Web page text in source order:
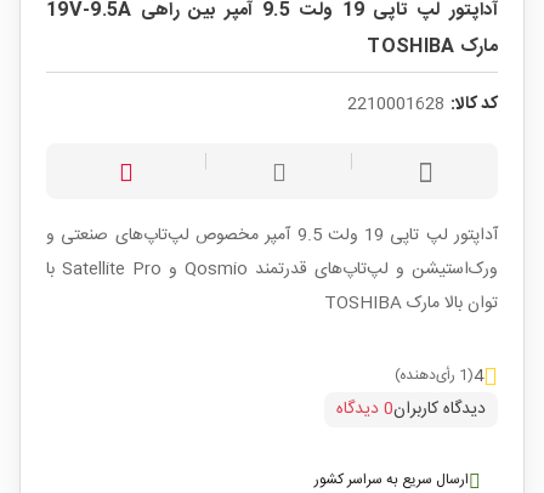
آداپتور لپ تاپی 19 ولت 9.5 آمپر بین راهی 19V-9.5A
مارک TOSHIBA
کد کالا: 2210001628
آداپتور لپ تاپی 19 ولت 9.5 آمپر مخصوص لپ‌تاپ‌های صنعتی و
ورک‌استیشن‌ و لپ‌تاپ‌های قدرتمند Qosmio و Satellite Pro با
توان بالا مارک TOSHIBA
4(1 رأی‌دهنده)
دیدگاه کاربران0 دیدگاه
ارسال سریع به سراسر کشور